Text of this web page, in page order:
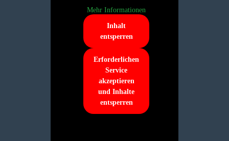
Mehr Informationen
Inhalt
entsperren
Erforderlichen
Service
akzeptieren
und Inhalte
entsperren